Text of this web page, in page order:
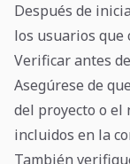
Después de
los usuarios que
Verificar antes
Asegúrese de
del proyecto o el
incluidos en la
También